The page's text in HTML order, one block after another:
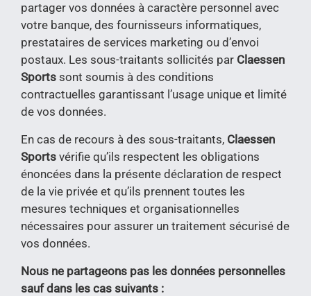
partager vos données à caractère personnel avec
votre banque, des fournisseurs informatiques,
prestataires de services marketing ou d’envoi
postaux. Les sous-traitants sollicités par Claessen
Sports sont soumis à des conditions
contractuelles garantissant l’usage unique et limité
de vos données.
En cas de recours à des sous-traitants, Claessen
Sports vérifie qu’ils respectent les obligations
énoncées dans la présente déclaration de respect
de la vie privée et qu’ils prennent toutes les
mesures techniques et organisationnelles
nécessaires pour assurer un traitement sécurisé de
vos données.
Nous ne partageons pas les données personnelles
sauf dans les cas suivants :